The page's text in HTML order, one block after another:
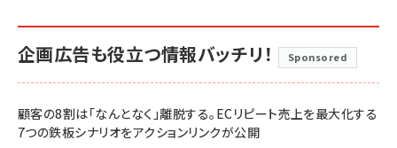
企画広告も役立つ情報バッチリ！ Sponsored
顧客の8割は「なんとなく」離脱する。ECリピート売上を最大化する
7つの鉄板シナリオをアクションリンクが公開